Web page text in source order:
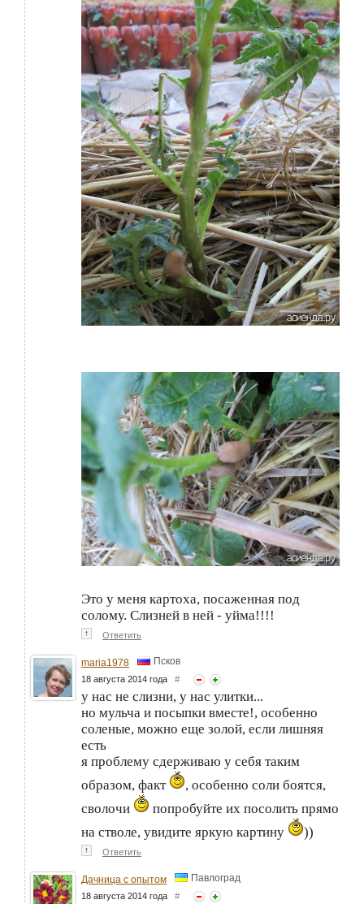
Это у меня картоха, посаженная под
солому. Слизней в ней - уйма!!!!
↑ Ответить
maria1978 Псков
18 августа 2014 года #
у нас не слизни, у нас улитки...
но мульча и посыпки вместе!, особенно
соленые, можно еще золой, если лишняя
есть
я проблему сдерживаю у себя таким
образом, факт
, особенно соли боятся,
сволочи
попробуйте их посолить прямо
на стволе, увидите яркую картину
))
↑ Ответить
Дачница с опытом Павлоград
18 августа 2014 года #